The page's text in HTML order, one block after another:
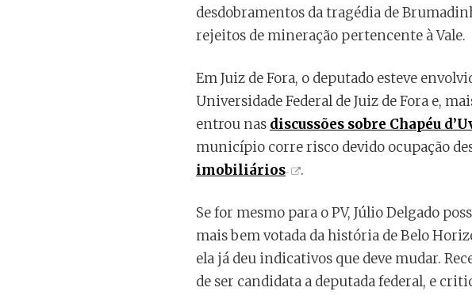
desdobramentos da tragédia de
rejeitos de mineração pertencente à Vale.
Em Juiz de Fora, o deputado esteve
Universidade Federal de Juiz de Fora e,
entrou nas discussões sobre Chapéu
município corre risco devido ocupação
imobiliários
.
Se for mesmo para o PV, Júlio Delgado
mais bem votada da história de Belo
ela já deu indicativos que deve mudar.
de ser candidata a deputada federal, e